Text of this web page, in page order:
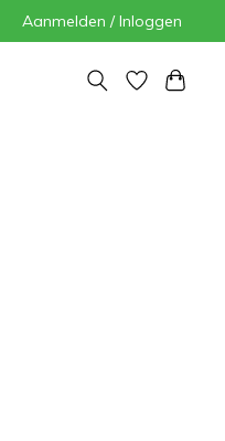
Aanmelden / Inloggen